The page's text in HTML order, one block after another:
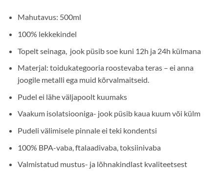
Mahutavus: 500ml
100% lekkekindel
Topelt seinaga, jook püsib soe kuni 12h ja 24h külmana
Materjal: toidukategooria roostevaba teras – ei anna
joogile metalli ega muid kõrvalmaitseid.
Pudel ei lähe väljapoolt kuumaks
Vaakum isolatsiooniga- jook püsib kaua kuum või külm
Pudeli välimisele pinnale ei teki kondentsi
100% BPA-vaba, ftalaadivaba, toksiinivaba
Valmistatud mustus- ja lõhnakindlast kvaliteetsest